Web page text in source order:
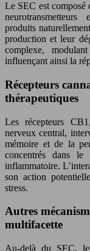
Le SEC est composé
produits
production et leur
complexe,
influençant ainsi la
Récepteurs
thérapeutiques
Les récepteurs
nerveux central,
mémoire et de la
concentrés dans le
inflammatoire.
son action
stress.
Autres
multifacette
Au-delà du SEC,